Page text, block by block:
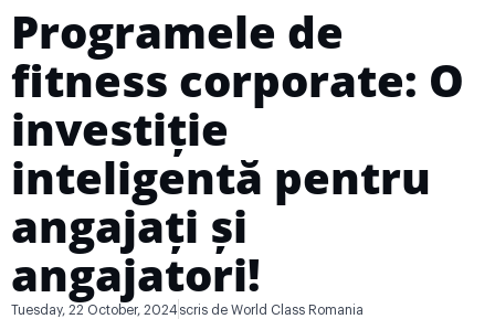
Programele de
fitness corporate: O
investiție
inteligentă pentru
angajați și
angajatori!
Tuesday, 22 October, 2024 scris de World Class Romania